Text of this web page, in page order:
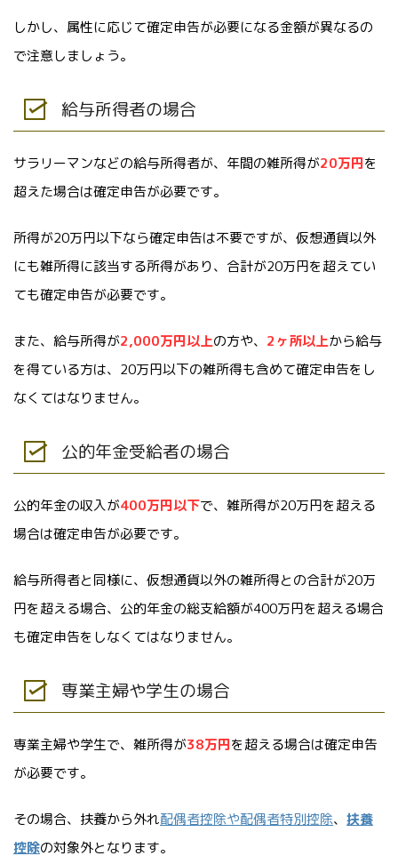
しかし、属性に応じて確定申告が必要になる金額が異なるの
で注意しましょう。
給与所得者の場合
サラリーマンなどの給与所得者が、年間の雑所得が20万円を
超えた場合は確定申告が必要です。
所得が20万円以下なら確定申告は不要ですが、仮想通貨以外
にも雑所得に該当する所得があり、合計が20万円を超えてい
ても確定申告が必要です。
また、給与所得が2,000万円以上の方や、 2ヶ所以上から給与
を得ている方は、20万円以下の雑所得も含めて確定申告をし
なくてはなりません。
公的年金受給者の場合
公的年金の収入が400万円以下で、雑所得が20万円を超える
場合は確定申告が必要です。
給与所得者と同様に、仮想通貨以外の雑所得との合計が20万
円を超える場合、公的年金の総支給額が400万円を超える場合
も確定申告をしなくてはなりません。
専業主婦や学生の場合
専業主婦や学生で、雑所得が38万円を超える場合は確定申告
が必要です。
その場合、扶養から外れ配偶者控除や配偶者特別控除、 扶養
控除の対象外となります。